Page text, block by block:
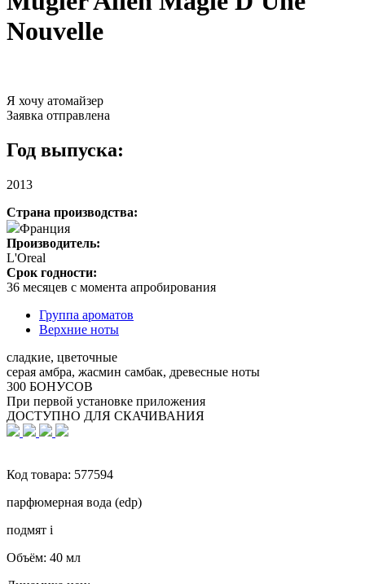
Nouvelle
Я хочу атомайзер
Заявка отправлена
Год выпуска:
2013
Страна производства:
Франция
Производитель:
L'Oreal
Срок годности:
36 месяцев с момента апробирования
Группа ароматов
Верхние ноты
сладкие, цветочные
серая амбра, жасмин самбак, древесные ноты
300 БОНУСОВ
При первой установке приложения
ДОСТУПНО ДЛЯ СКАЧИВАНИЯ
Код товара: 577594
парфюмерная вода (edp)
подмят i
Объём: 40 мл